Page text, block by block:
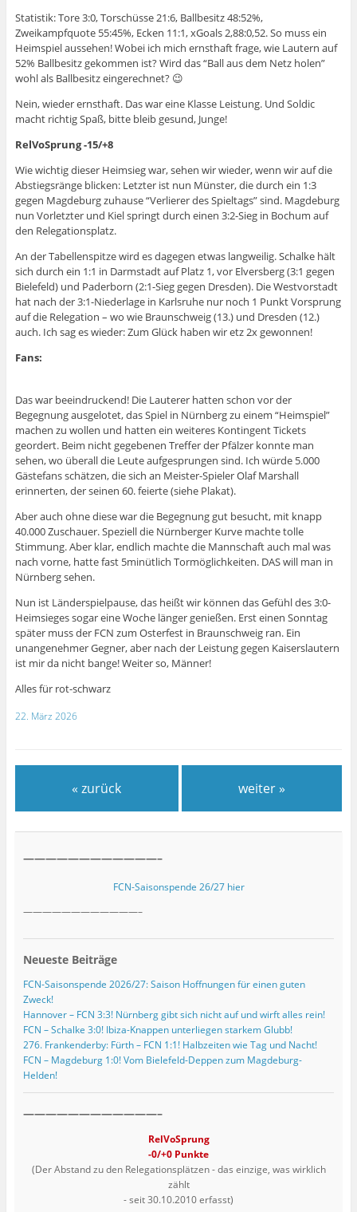
Statistik: Tore 3:0, Torschüsse 21:6, Ballbesitz 48:52%,
Zweikampfquote 55:45%, Ecken 11:1, xGoals 2,88:0,52. So muss ein
Heimspiel aussehen! Wobei ich mich ernsthaft frage, wie Lautern auf
52% Ballbesitz gekommen ist? Wird das “Ball aus dem Netz holen”
wohl als Ballbesitz eingerechnet? 😉
Nein, wieder ernsthaft. Das war eine Klasse Leistung. Und Soldic
macht richtig Spaß, bitte bleib gesund, Junge!
RelVoSprung -15/+8
Wie wichtig dieser Heimsieg war, sehen wir wieder, wenn wir auf die
Abstiegsränge blicken: Letzter ist nun Münster, die durch ein 1:3
gegen Magdeburg zuhause “Verlierer des Spieltags” sind. Magdeburg
nun Vorletzter und Kiel springt durch einen 3:2-Sieg in Bochum auf
den Relegationsplatz.
An der Tabellenspitze wird es dagegen etwas langweilig. Schalke hält
sich durch ein 1:1 in Darmstadt auf Platz 1, vor Elversberg (3:1 gegen
Bielefeld) und Paderborn (2:1-Sieg gegen Dresden). Die Westvorstadt
hat nach der 3:1-Niederlage in Karlsruhe nur noch 1 Punkt Vorsprung
auf die Relegation – wo wie Braunschweig (13.) und Dresden (12.)
auch. Ich sag es wieder: Zum Glück haben wir etz 2x gewonnen!
Fans:
Das war beeindruckend! Die Lauterer hatten schon vor der
Begegnung ausgelotet, das Spiel in Nürnberg zu einem “Heimspiel”
machen zu wollen und hatten ein weiteres Kontingent Tickets
geordert. Beim nicht gegebenen Treffer der Pfälzer konnte man
sehen, wo überall die Leute aufgesprungen sind. Ich würde 5.000
Gästefans schätzen, die sich an Meister-Spieler Olaf Marshall
erinnerten, der seinen 60. feierte (siehe Plakat).
Aber auch ohne diese war die Begegnung gut besucht, mit knapp
40.000 Zuschauer. Speziell die Nürnberger Kurve machte tolle
Stimmung. Aber klar, endlich machte die Mannschaft auch mal was
nach vorne, hatte fast 5minütlich Tormöglichkeiten. DAS will man in
Nürnberg sehen.
Nun ist Länderspielpause, das heißt wir können das Gefühl des 3:0-
Heimsieges sogar eine Woche länger genießen. Erst einen Sonntag
später muss der FCN zum Osterfest in Braunschweig ran. Ein
unangenehmer Gegner, aber nach der Leistung gegen Kaiserslautern
ist mir da nicht bange! Weiter so, Männer!
Alles für rot-schwarz
22. März 2026
« zurück weiter »
————————————–
FCN-Saisonspende 26/27 hier
————————————–
Neueste Beiträge
FCN-Saisonspende 2026/27: Saison Hoffnungen für einen guten
Zweck!
Hannover – FCN 3:3! Nürnberg gibt sich nicht auf und wirft alles rein!
FCN – Schalke 3:0! Ibiza-Knappen unterliegen starkem Glubb!
276. Frankenderby: Fürth – FCN 1:1! Halbzeiten wie Tag und Nacht!
FCN – Magdeburg 1:0! Vom Bielefeld-Deppen zum Magdeburg-
Helden!
————————————–
RelVoSprung
-0/+0 Punkte
(Der Abstand zu den Relegationsplätzen - das einzige, was wirklich
zählt
- seit 30.10.2010 erfasst)